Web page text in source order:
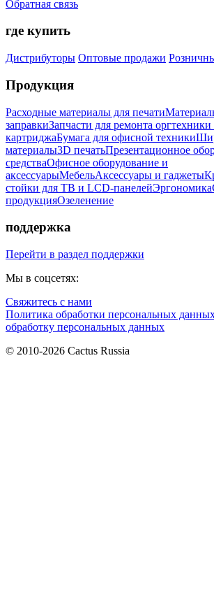
Обратная связь
где купить
Дистрибуторы Оптовые продажи
Продукция
Расходные материалы для печати
заправкиЗапчасти для ремонта
картриджаБумага для офисной техники
материалы3D печатьПрезентационное
средстваОфисное оборудование и
аксессуарыМебельАксессуары и гаджеты
стойки для ТВ и LCD-панелейЭргономика
продукцияОзеленение
поддержка
Перейти в раздел поддержки
Мы в соцсетях:
Свяжитесь с нами
Политика обработки персональных
обработку персональных данных
© 2010-2026 Cactus Russia